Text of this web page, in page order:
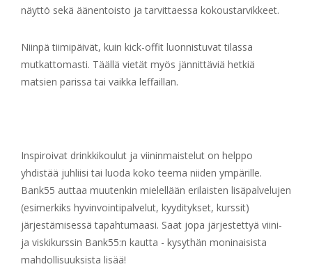
näyttö sekä äänentoisto ja tarvittaessa kokoustarvikkeet.
Niinpä tiimipäivät, kuin kick-offit luonnistuvat tilassa
mutkattomasti. Täällä vietät myös jännittäviä hetkiä
matsien parissa tai vaikka leffaillan.
Inspiroivat drinkkikoulut ja viininmaistelut on helppo
yhdistää juhliisi tai luoda koko teema niiden ympärille.
Bank55 auttaa muutenkin mielellään erilaisten lisäpalvelujen
(esimerkiks hyvinvointipalvelut, kyyditykset, kurssit)
järjestämisessä tapahtumaasi. Saat jopa järjestettyä viini-
ja viskikurssin Bank55:n kautta - kysythän moninaisista
mahdollisuuksista lisää!